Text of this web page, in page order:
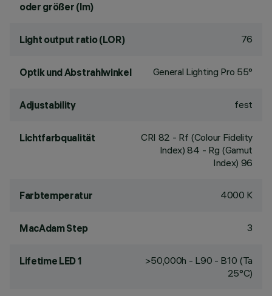
oder größer (lm)
Light output ratio (LOR) 76
Optik und Abstrahlwinkel General Lighting Pro 55°
Adjustability fest
Lichtfarbqualität CRI 82 - Rf (Colour Fidelity
Index) 84 - Rg (Gamut
Index) 96
Farbtemperatur 4000 K
MacAdam Step 3
Lifetime LED 1
>50,000h - L90 - B10 (Ta
25°C)